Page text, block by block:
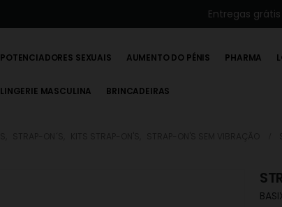
Entregas
POTENCIADORES SEXUAIS AUMENTO DO PÉNIS PHARMA
LINGERIE MASCULINA BRINCADEIRAS